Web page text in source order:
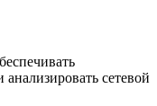
сетевой